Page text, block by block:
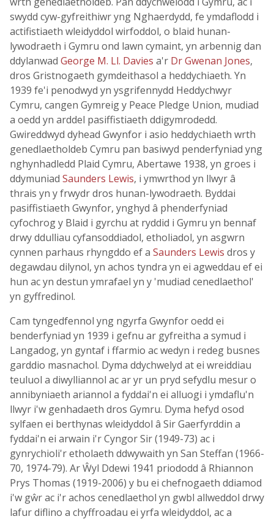
swydd cyw-gyfreithiwr yng Nghaerdydd, fe ymdaflodd i
actifistiaeth wleidyddol wirfoddol, o blaid hunan-
lywodraeth i Gymru ond lawn cymaint, yn arbennig dan
ddylanwad George M. Ll. Davies a'r Dr Gwenan Jones,
dros Gristnogaeth gymdeithasol a heddychiaeth. Yn
1939 fe'i penodwyd yn ysgrifennydd Heddychwyr
Cymru, cangen Gymreig y Peace Pledge Union, mudiad
a oedd yn arddel pasiffistiaeth ddigymrodedd.
Gwireddwyd dyhead Gwynfor i asio heddychiaeth wrth
genedlaetholdeb Cymru pan basiwyd penderfyniad yng
nghynhadledd Plaid Cymru, Abertawe 1938, yn groes i
ddymuniad Saunders Lewis, i ymwrthod yn llwyr â
thrais yn y frwydr dros hunan-lywodraeth. Byddai
pasiffistiaeth Gwynfor, ynghyd â phenderfyniad
cyfochrog y Blaid i gyrchu at ryddid i Gymru yn bennaf
drwy ddulliau cyfansoddiadol, etholiadol, yn asgwrn
cynnen parhaus rhyngddo ef a Saunders Lewis dros y
degawdau dilynol, yn achos tyndra yn ei agweddau ef ei
hun ac yn destun ymrafael yn y 'mudiad cenedlaethol'
yn gyffredinol.
Cam tyngedfennol yng ngyrfa Gwynfor oedd ei
benderfyniad yn 1939 i gefnu ar gyfreitha a symud i
Langadog, yn gyntaf i ffarmio ac wedyn i redeg busnes
garddio masnachol. Dyma ddychwelyd at ei wreiddiau
teuluol a diwylliannol ac ar yr un pryd sefydlu mesur o
annibyniaeth ariannol a fyddai'n ei alluogi i ymdaflu'n
llwyr i'w genhadaeth dros Gymru. Dyma hefyd osod
sylfaen ei berthynas wleidyddol â Sir Gaerfyrddin a
fyddai'n ei arwain i'r Cyngor Sir (1949-73) ac i
gynrychioli'r etholaeth ddwywaith yn San Steffan (1966-
70, 1974-79). Ar Ŵyl Ddewi 1941 priododd â Rhiannon
Prys Thomas (1919-2006) y bu ei chefnogaeth ddiamod
i'w gŵr ac i'r achos cenedlaethol yn gwbl allweddol drwy
lafur diflino a chyffroadau ei yrfa wleidyddol, ac a